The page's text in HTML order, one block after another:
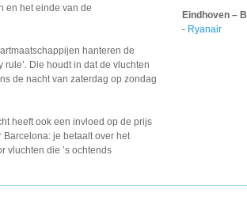
en het einde van de
hanteren de
rule’. Die houdt in dat de vluchten
de nacht van zaterdag op zondag
heeft ook een invloed op de prijs
Barcelona: je betaaltover het
vluchten die ’s ochtends
Eindhoven –
- Ryanair